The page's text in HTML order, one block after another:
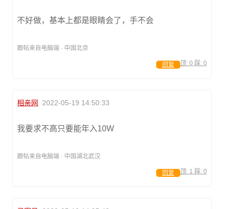
不好做，基本上都是眼睛会了，手不会
跟帖来自电脑端 · 中国北京
顶: 0 踩: 0
回复
相亲网 2022-05-19 14:50:33
我要求不高只要能年入10W
跟帖来自电脑端 · 中国湖北武汉
顶: 1 踩: 0
回复